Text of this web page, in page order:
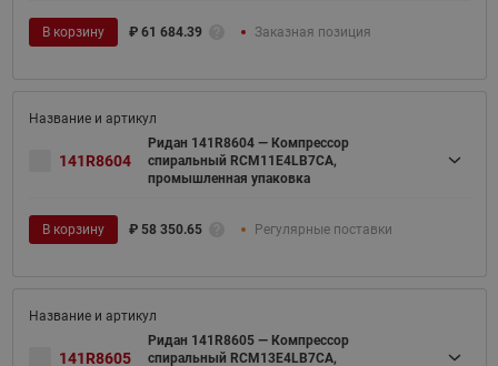
В корзину ₽ 61 684.39 Заказная позиция
141R8604
Ридан 141R8604 — Компрессор
спиральный RCM11E4LB7CA,
промышленная упаковка
В корзину ₽ 58 350.65 Регулярные поставки
141R8605
Ридан 141R8605 — Компрессор
спиральный RCM13E4LB7CA,